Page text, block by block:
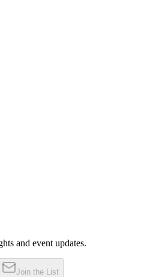
and event updates.
Join the List